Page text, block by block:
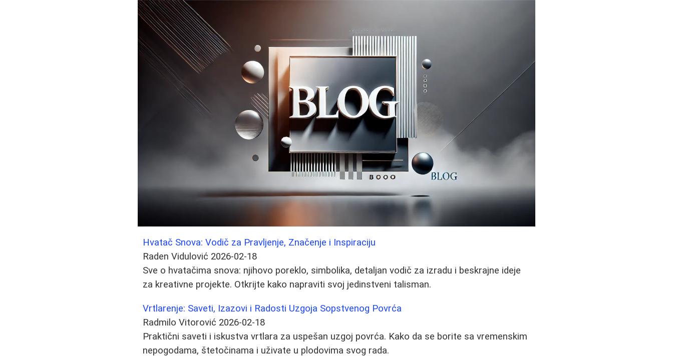
Hvatač Snova: Vodič za Pravljenje, Značenje i Inspiraciju
Raden Vidulović 2026-02-18
Sve o hvatačima snova: njihovo poreklo, simbolika, detaljan vodič za izradu i beskrajne ideje
za kreativne projekte. Otkrijte kako napraviti svoj jedinstveni talisman.
Vrtlarenje: Saveti, Izazovi i Radosti Uzgoja Sopstvenog Povrća
Radmilo Vitorović 2026-02-18
Praktični saveti i iskustva vrtlara za uspešan uzgoj povrća. Kako da se borite sa vremenskim
nepogodama, štetočinama i uživate u plodovima svog rada.